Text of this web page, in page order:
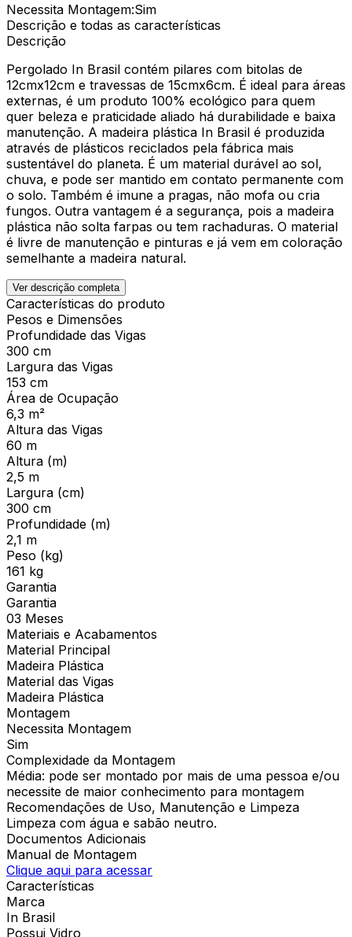
Necessita Montagem:Sim
Descrição e todas as características
Descrição
Pergolado In Brasil contém pilares com bitolas de
12cmx12cm e travessas de 15cmx6cm. É ideal para áreas
externas, é um produto 100% ecológico para quem
quer beleza e praticidade aliado há durabilidade e baixa
manutenção. A madeira plástica In Brasil é produzida
através de plásticos reciclados pela fábrica mais
sustentável do planeta. É um material durável ao sol,
chuva, e pode ser mantido em contato permanente com
o solo. Também é imune a pragas, não mofa ou cria
fungos. Outra vantagem é a segurança, pois a madeira
plástica não solta farpas ou tem rachaduras. O material
é livre de manutenção e pinturas e já vem em coloração
semelhante a madeira natural.
Ver descrição completa
Características do produto
Pesos e Dimensões
Profundidade das Vigas
300 cm
Largura das Vigas
153 cm
Área de Ocupação
6,3 m²
Altura das Vigas
60 m
Altura (m)
2,5 m
Largura (cm)
300 cm
Profundidade (m)
2,1 m
Peso (kg)
161 kg
Garantia
Garantia
03 Meses
Materiais e Acabamentos
Material Principal
Madeira Plástica
Material das Vigas
Madeira Plástica
Montagem
Necessita Montagem
Sim
Complexidade da Montagem
Média: pode ser montado por mais de uma pessoa e/ou
necessite de maior conhecimento para montagem
Recomendações de Uso, Manutenção e Limpeza
Limpeza com água e sabão neutro.
Documentos Adicionais
Manual de Montagem
Clique aqui para acessar
Características
Marca
In Brasil
Possui Vidro